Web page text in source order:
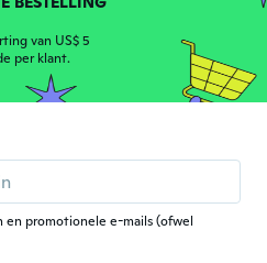
parts material as well as
a lot earlier than
van US$ 5
per klant.
promotionele e-mails (ofwel